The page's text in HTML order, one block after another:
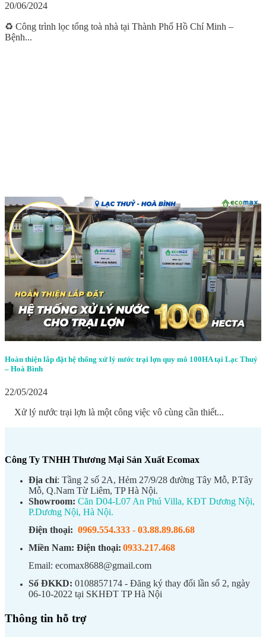
20/06/2024
♻️ Công trình lọc tổng toà nhà tại Thành Phố Hồ Chí Minh –
Bệnh...
Hoàn thiện lắp đặt hệ thống xử lý nước trại lợn quy mô 100HA tại Lạc Thuỷ
– Hoà Bình
22/05/2024
Xử lý nước trại lợn là một công việc vô cùng cần thiết...
Công Ty TNHH Thương Mại Sản Xuất Ecomax
Địa chỉ: Tầng 2 số 2A, Hẻm 27/9/28 đường Tây Mỗ, P.Tây
Mỗ, Q.Nam Từ Liêm, TP Hà Nội.
Showroom: Căn D04-L07 An Phú Villa, KĐT Dương Nội,
P.Dương Nội, Hà Nội.
Điện thoại: 0969.554.333 - 03.88.89.86.68
Miền Nam: Điện thoại: 0933.217.468
Email: ecomax8688@gmail.com
Số ĐKKD: 0108857174 - Đăng ký thay đổi lần số 2, ngày
06-10-2022 tại SKHĐT TP Hà Nội
Thông tin hỗ trợ